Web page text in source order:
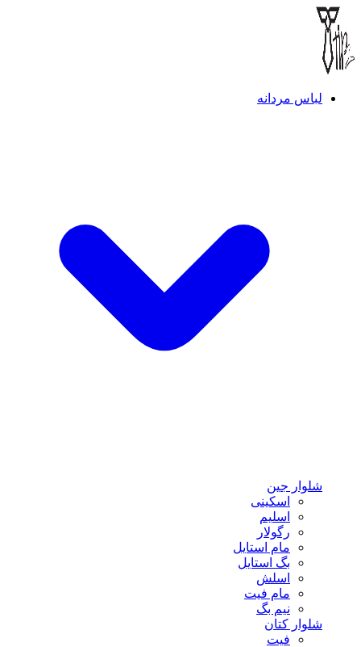
لباس مردانه
شلوار جین
اسکینی
اسلیم
رگولار
مام استایل
بگ استایل
اسلش
مام فیت
نیم بگ
شلوار کتان
فیت